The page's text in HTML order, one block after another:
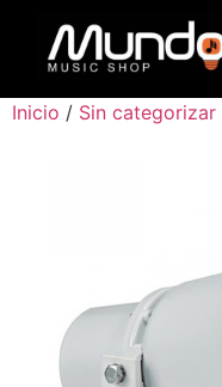
Inicio / Sin categorizar